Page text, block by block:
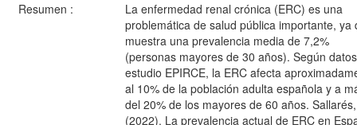
Resumen :
La enfermedad renal crónica (ERC) es una
problemática de salud pública importante, ya
muestra una prevalencia media de 7,2%
(personas mayores de 30 años). Según
estudio EPIRCE, la ERC afecta
al 10% de la población adulta española y a
del 20% de los mayores de 60 años. Sallarés,
(2022). La prevalencia actual de ERC en